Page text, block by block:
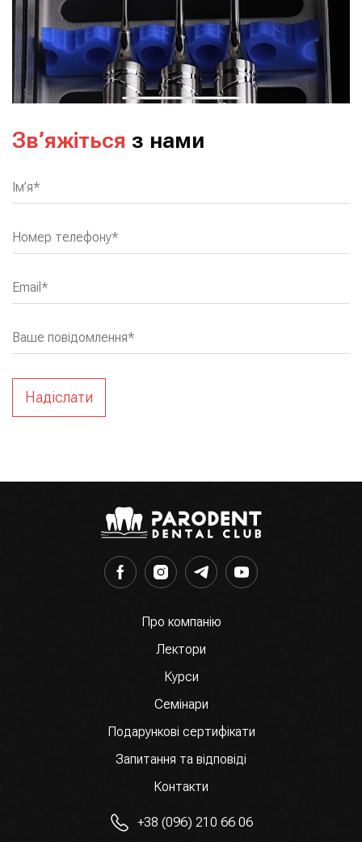
Зв’яжіться з нами
name
Ім’я*
your-phone
Номер телефону*
email
Email*
message
Ваше повідомлення*
Про компанію
Лектори
Курси
Семінари
Подарункові сертифікати
Запитання та відповіді
Контакти
+38 (096) 210 66 06